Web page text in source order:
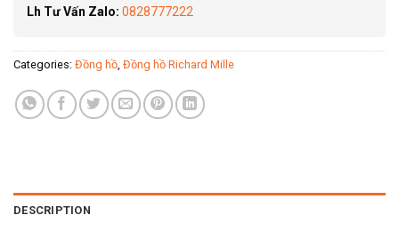
Lh Tư Vấn Zalo: 0828777222
Categories: Đồng hồ Đồng hồ Richard Mille
DESCRIPTION